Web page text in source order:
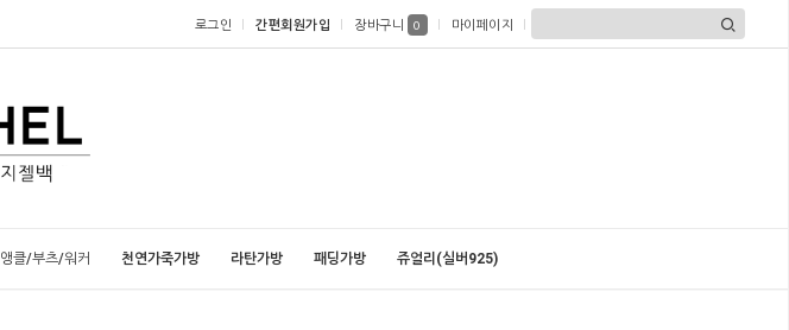
로그인 간편회원가입 장바구니 0 마이페이지
앵클/부츠/워커 천연가죽가방 라탄가방 패딩가방 쥬얼리(실버925)